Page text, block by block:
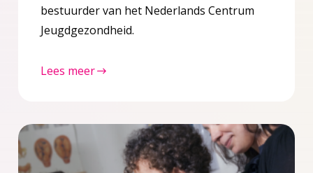
bestuurder van het Nederlands Centrum
Jeugdgezondheid.
Lees meer